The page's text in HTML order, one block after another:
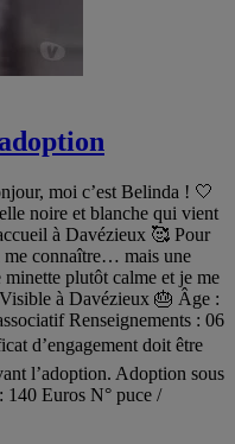
moi c’est Belinda ! 🤍
noire et blanche qui vient
à Davézieux 🥰 Pour
me connaître… mais une
minette plutôt calme et je me
à Davézieux 🎂 Âge :
Renseignements : 06
d’engagement doit être
l’adoption. Adoption sous
140 Euros N° puce /